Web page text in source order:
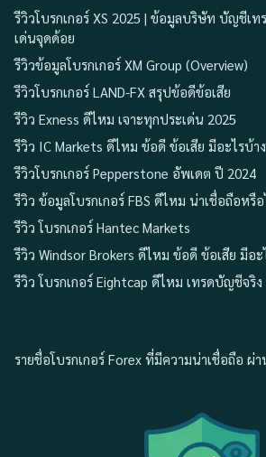
รีวิวโบรกเกอร์ XS 2025 | ข้อมูลบริษัท บัญชีเ
เด่นจุดด้อย
รีวิวข้อมูลโบรกเกอร์ XM Group (Overview)
รีวิวโบรกเกอร์ LAND-FX สรุปข้อดีข้อเสีย
รีวิว Exness ดีไหม เจาะทุกประเด่น 2025
รีวิว IC Markets ดีไหม ข้อดี ข้อเสีย มีอะไรบ้าง
รีวิวโบรกเกอร์ Pepperstone อัพเดต ปี 2024
รีวิว ข้อมูลโบรกเกอร์ FBS ดีไหม น่าเชื่อถือหรื
รีวิว โบรกเกอร์ Hantec Markets
รีวิว Windsor Brokers ดีไหม ข้อดี ข้อเสีย มีอะ
รีวิว โบรกเกอร์ Eightcap ดีไหม เทรดบัญชีจริ
รายชื่อโบรกเกอร์ Forex ที่มีความน่าเชื่อถือ ผ่